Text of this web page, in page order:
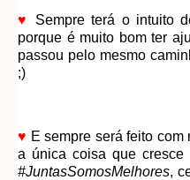
♥
Sempre terá o intuito
porque é muito bom ter
passou pelo mesmo
;)
♥ E sempre será feito
a única coisa que
#JuntasSomosMelhores,